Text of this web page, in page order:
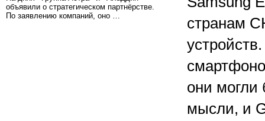
объявили о стратегическом партнёрстве.
По заявлению компаний, оно …
странам
они могли
мысли, и